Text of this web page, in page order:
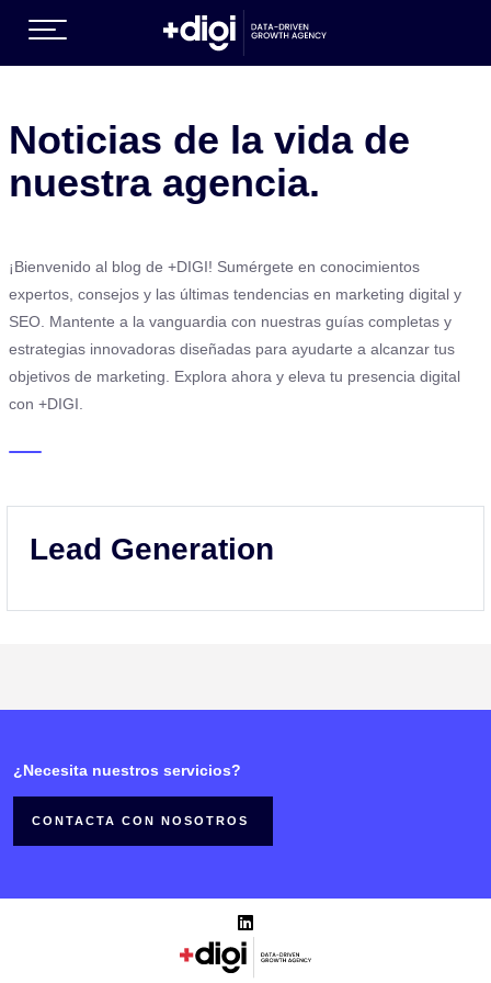
)
Noticias de la vida de
nuestra agencia.
¡Bienvenido al blog de +DIGI! Sumérgete en conocimientos
expertos, consejos y las últimas tendencias en marketing digital y
SEO. Mantente a la vanguardia con nuestras guías completas y
estrategias innovadoras diseñadas para ayudarte a alcanzar tus
objetivos de marketing. Explora ahora y eleva tu presencia digital
con +DIGI.
Lead Generation
¿Necesita nuestros servicios?
CONTACTA CON NOSOTROS